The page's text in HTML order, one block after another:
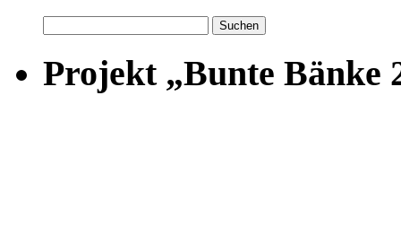
nach:
Projekt „Bunte Bänke